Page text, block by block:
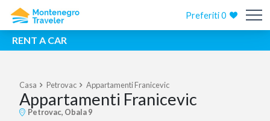
Preferiti0
RENT A CAR
Casa Petrovac Appartamenti Franicevic
Appartamenti Franicevic
Petrovac, Obala 9